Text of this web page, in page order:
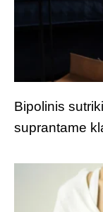
Bipolinis
suprantame